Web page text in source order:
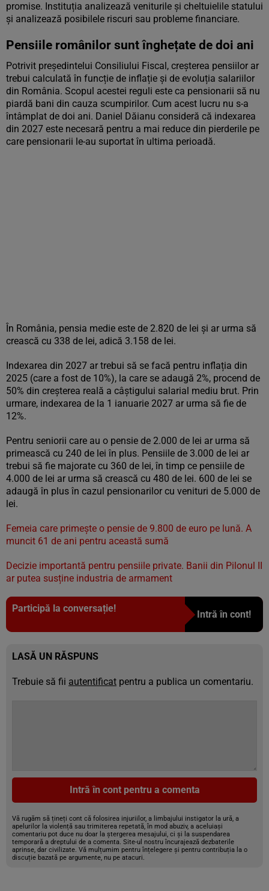
promise. Instituția analizează veniturile și cheltuielile statului
și analizează posibilele riscuri sau probleme financiare.
Pensiile românilor sunt înghețate de doi ani
Potrivit președintelui Consiliului Fiscal, creșterea pensiilor ar
trebui calculată în funcție de inflație și de evoluția salariilor
din România. Scopul acestei reguli este ca pensionarii să nu
piardă bani din cauza scumpirilor. Cum acest lucru nu s-a
întâmplat de doi ani. Daniel Dăianu consideră că indexarea
din 2027 este necesară pentru a mai reduce din pierderile pe
care pensionarii le-au suportat în ultima perioadă.
În România, pensia medie este de 2.820 de lei și ar urma să
crească cu 338 de lei, adică 3.158 de lei.
Indexarea din 2027 ar trebui să se facă pentru inflația din
2025 (care a fost de 10%), la care se adaugă 2%, procend de
50% din creșterea reală a câștigului salarial mediu brut. Prin
urmare, indexarea de la 1 ianuarie 2027 ar urma să fie de
12%.
Pentru seniorii care au o pensie de 2.000 de lei ar urma să
primească cu 240 de lei în plus. Pensiile de 3.000 de lei ar
trebui să fie majorate cu 360 de lei, în timp ce pensiile de
4.000 de lei ar urma să crească cu 480 de lei. 600 de lei se
adaugă în plus în cazul pensionarilor cu venituri de 5.000 de
lei.
Femeia care primește o pensie de 9.800 de euro pe lună. A
muncit 61 de ani pentru această sumă
Decizie importantă pentru pensiile private. Banii din Pilonul II
ar putea susține industria de armament
Participă la conversație!
Intră în cont!
LASĂ UN RĂSPUNS
Trebuie să fii autentificat pentru a publica un comentariu.
Intră în cont pentru a comenta
Vă rugăm să țineți cont că folosirea injuriilor, a limbajului instigator la ură, a
apelurilor la violență sau trimiterea repetată, în mod abuziv, a aceluiași
comentariu pot duce nu doar la ștergerea mesajului, ci și la suspendarea
temporară a dreptului de a comenta. Site-ul nostru încurajează dezbaterile
aprinse, dar civilizate. Vă mulțumim pentru înțelegere și pentru contribuția la o
discuție bazată pe argumente, nu pe atacuri.